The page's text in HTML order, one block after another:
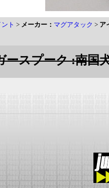
ト > メーカー： マグアタック > ア
ースプーク :南国